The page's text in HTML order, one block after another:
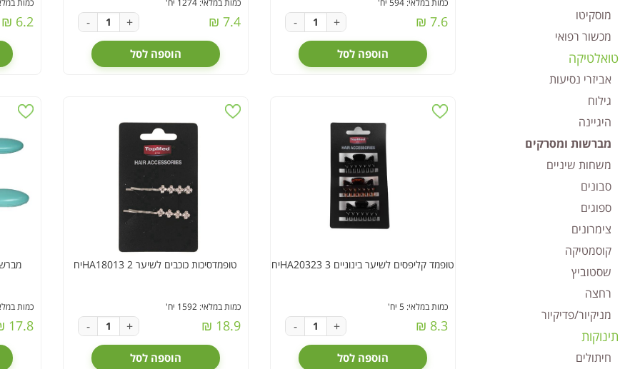
מוסקיטו
מכשור רפואי
טואלטיקה
אביזרי נסיעות
גילוח
היגיינה
מברשות ומסרקים
משחות שיניים
סבונים
ספוגים
צימרונים
קוסמטיקה
שסטוביץ
רחצה
מניקיור/פדיקיור
תינוקות
חיתולים
7.6 ₪
- +
הוספה לסל
7.4 ₪
- +
הוספה לסל
6.2 ₪
טופמד קליפסים לשיער בינוניים 3 HA20323יח
כמות במלאי: 5 יח'
8.3 ₪
- +
הוספה לסל
טופמדסיכות כוכבים לשיער 2 HA18013יח
כמות במלאי: 1592 יח'
18.9 ₪
- +
הוספה לסל
כמות במלאי:
17.8 ₪